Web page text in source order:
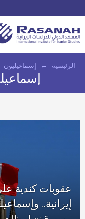
الرئيسية ← إسماعيليون
إيرانية..